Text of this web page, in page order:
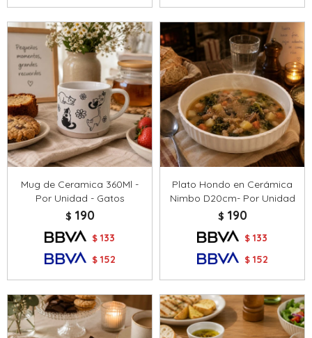
Mug de Ceramica 360Ml -
Por Unidad - Gatos
$ 190
$ 133
$ 152
Plato Hondo en Cerámica
Nimbo D20cm- Por Unidad
$ 190
$ 133
$ 152